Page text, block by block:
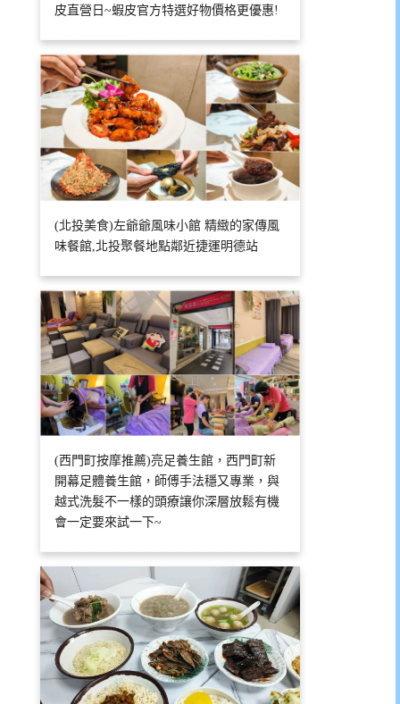
皮直營日~蝦皮官方特選好物價格更優惠!
(北投美食)左爺爺風味小館 精緻的家傳風
味餐館,北投聚餐地點鄰近捷運明德站
(西門町按摩推薦)亮足養生館，西門町新
開幕足體養生館，師傅手法穩又專業，與
越式洗髮不一樣的頭療讓你深層放鬆有機
會一定要來試一下~